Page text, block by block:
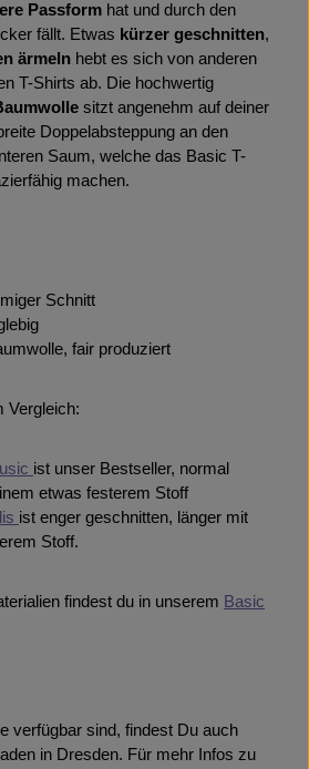
Passform hat und durch den
fällt. Etwas kürzer geschnitten,
ärmeln hebt es sich von anderen
T-Shirts ab. Die hochwertig
sitzt angenehm auf deiner
Doppelabsteppung an den
Saum, welche das Basic T-
machen.
Schnitt
fair produziert
Vergleich:
ist unser Bestseller, normal
etwas festerem Stoff
ist enger geschnitten, länger mit
Stoff.
findest du in unserem Basic
verfügbar sind, findest Du auch
in Dresden. Für mehr Infos zu